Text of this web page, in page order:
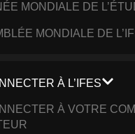
MONDIALE DE
MONDIALE DE
À L’IFES
À VOTRE